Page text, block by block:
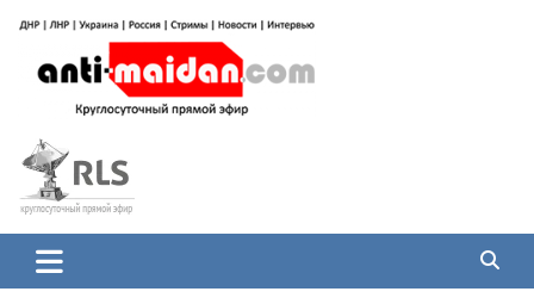
содержимому
Антимайдан: Гражданская война
на Украине
гражданской войне на Украине, включая события в Новороссии, ДНР,
ЛНР и других регионах.